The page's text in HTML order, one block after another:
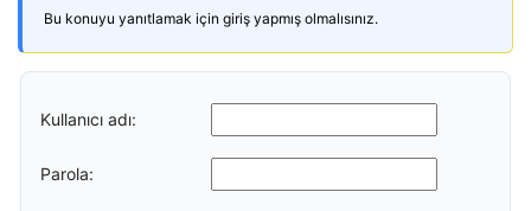
Bu konuyu yanıtlamak için giriş yapmış olmalısınız.
Kullanıcı adı:
Parola: